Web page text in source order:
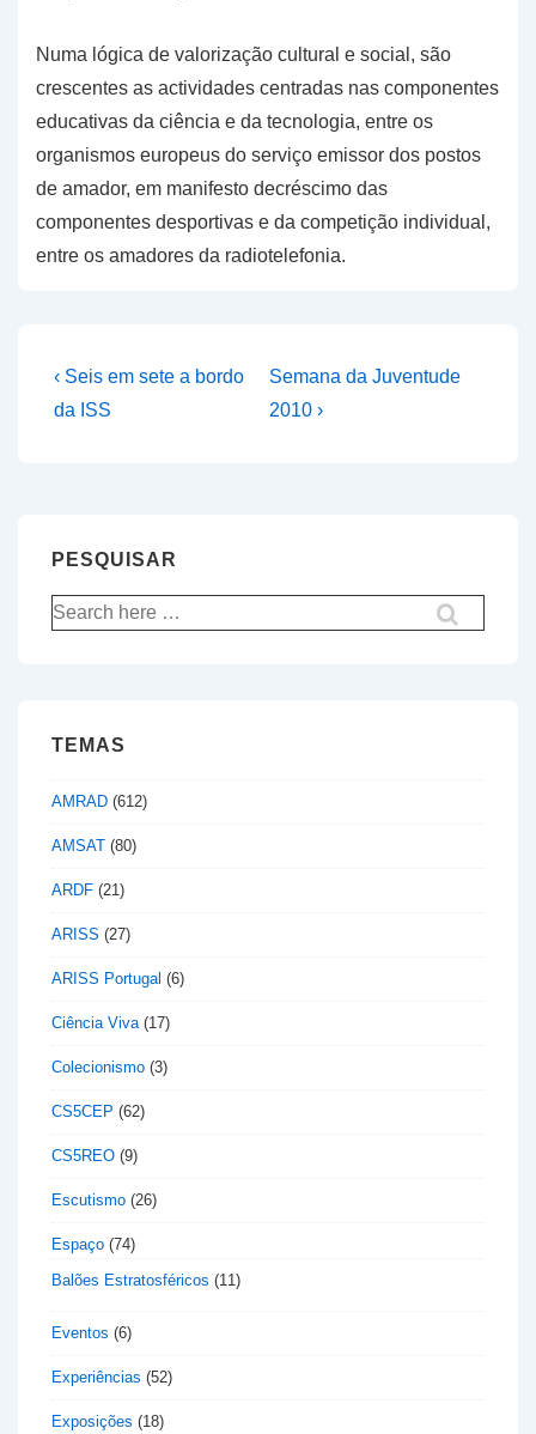
Numa lógica de valorização cultural e social, são
crescentes as actividades centradas nas componentes
educativas da ciência e da tecnologia, entre os
organismos europeus do serviço emissor dos postos
de amador, em manifesto decréscimo das
componentes desportivas e da competição individual,
entre os amadores da radiotelefonia.
Navegação
de
Previous
Post
‹ Seis em sete a bordo
da ISS
Next
Post
Semana da Juventude
2010 ›
PESQUISAR
Pesquisar
por:
TEMAS
AMRAD (612)
AMSAT (80)
ARDF (21)
ARISS (27)
ARISS Portugal (6)
Ciência Viva(17)
Colecionismo (3)
CS5CEP (62)
CS5REO (9)
Escutismo (26)
Espaço (74)
Balões Estratosféricos (11)
Eventos (6)
Experiências (52)
Exposições (18)